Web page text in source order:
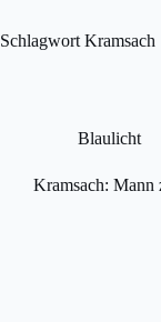
content
Schlagwort Kramsach
Blaulicht
Kramsach: Mann